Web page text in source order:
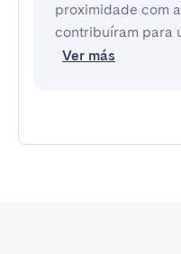
proximidade com
contribuíram para
Ver más